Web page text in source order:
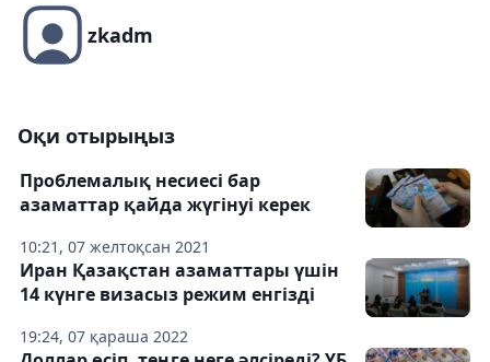
zkadm
Оқи отырыңыз
10:21, 07 желтоқсан 2021
Проблемалық несиесі бар
азаматтар қайда жүгінуі керек
19:24, 07 қараша 2022
Иран Қазақстан азаматтары үшін
14 күнге визасыз режим енгізді